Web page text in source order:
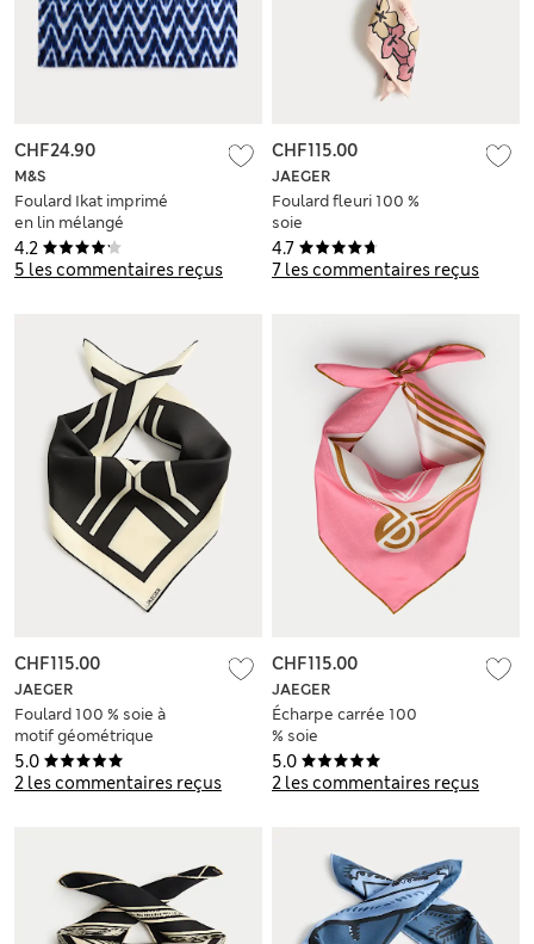
4.2
5 les commentaires reçus
M&S
Foulard Ikat imprimé
en lin mélangé
CHF24.90
4.7
7 les commentaires reçus
JAEGER
Foulard fleuri 100 %
soie
CHF115.00
5.0
2 les commentaires reçus
JAEGER
Foulard 100 % soie à
motif géométrique
CHF115.00
5.0
2 les commentaires reçus
JAEGER
Écharpe carrée 100
% soie
CHF115.00